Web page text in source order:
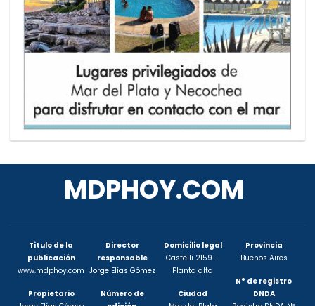
MDPHOY.COM
Titulo de la
publicación
www.mdphoy.com
Propietario
Director
responsable
Jorge Elías Gómez
Número de
Domicilio legal
Castelli 2159 –
Planta alta
Ciudad
Provincia
Buenos Aires
N° de registro
DNDA